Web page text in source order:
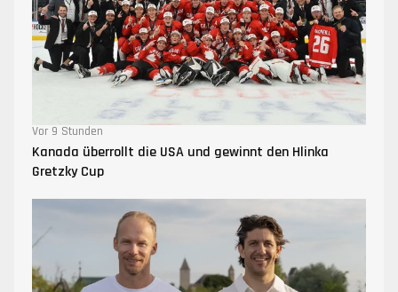
Vor 9 Stunden
Kanada überrollt die USA und gewinnt den Hlinka
Gretzky Cup